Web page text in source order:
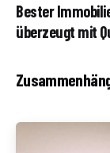
Bester
überzeugt mit